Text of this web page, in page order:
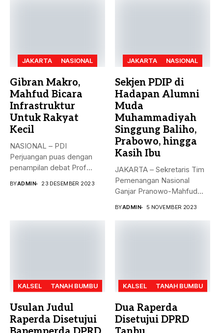
JAKARTA NASIONAL
Gibran Makro,
Mahfud Bicara
Infrastruktur
Untuk Rakyat
Kecil
NASIONAL – PDI
Perjuangan puas dengan
penampilan debat Prof
BYADMIN 23 DESEMBER 2023
JAKARTA NASIONAL
Sekjen PDIP di
Hadapan Alumni
Muda
Muhammadiyah
Singgung Baliho,
Prabowo, hingga
Kasih Ibu
JAKARTA – Sekretaris Tim
Pemenangan Nasional
Ganjar Pranowo-Mahfud
BYADMIN 5 NOVEMBER 2023
KALSEL TANAH BUMBU
Usulan Judul
Raperda Disetujui
KALSEL TANAH BUMBU
Dua Raperda
Disetujui DPRD